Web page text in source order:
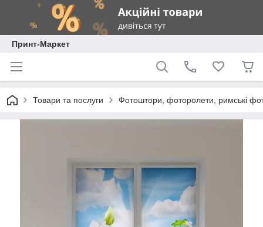
Принт-Маркет
Товари та послуги Фотоштори, фоторолети, римські